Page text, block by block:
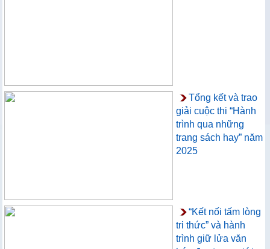
Tổng kết và trao
giải cuộc thi “Hành
trình qua những
trang sách hay” năm
2025
“Kết nối tấm lòng
tri thức” và hành
trình giữ lửa văn